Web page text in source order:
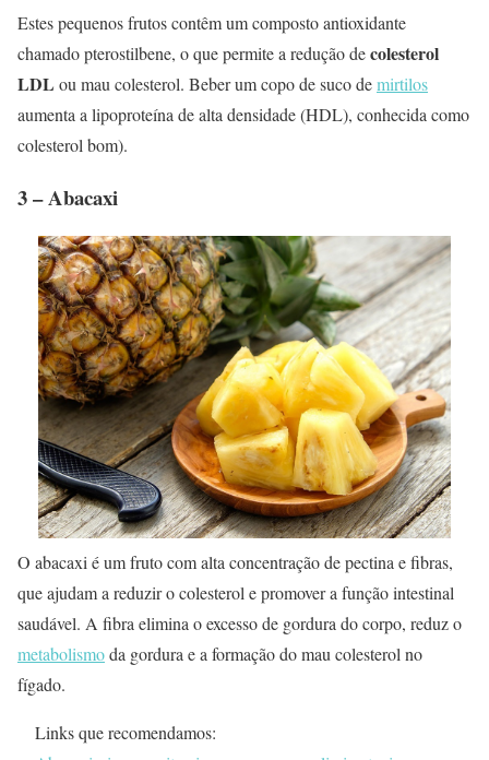
Estes pequenos frutos contêm um composto antioxidante
chamado pterostilbene, o que permite a redução decolesterol
LDL ou mau colesterol. Beber um copo de suco demirtilos
aumenta a lipoproteína de alta densidade (HDL), conhecida como
colesterol bom).
3 – Abacaxi
O abacaxi é um fruto com alta concentração de pectina e fibras,
que ajudam a reduzir o colesterol e promover a função intestinal
saudável. A fibra elimina o excesso de gordura do corpo, reduz o
metabolismoda gordura e a formação do mau colesterol no
fígado.
Links que recomendamos: